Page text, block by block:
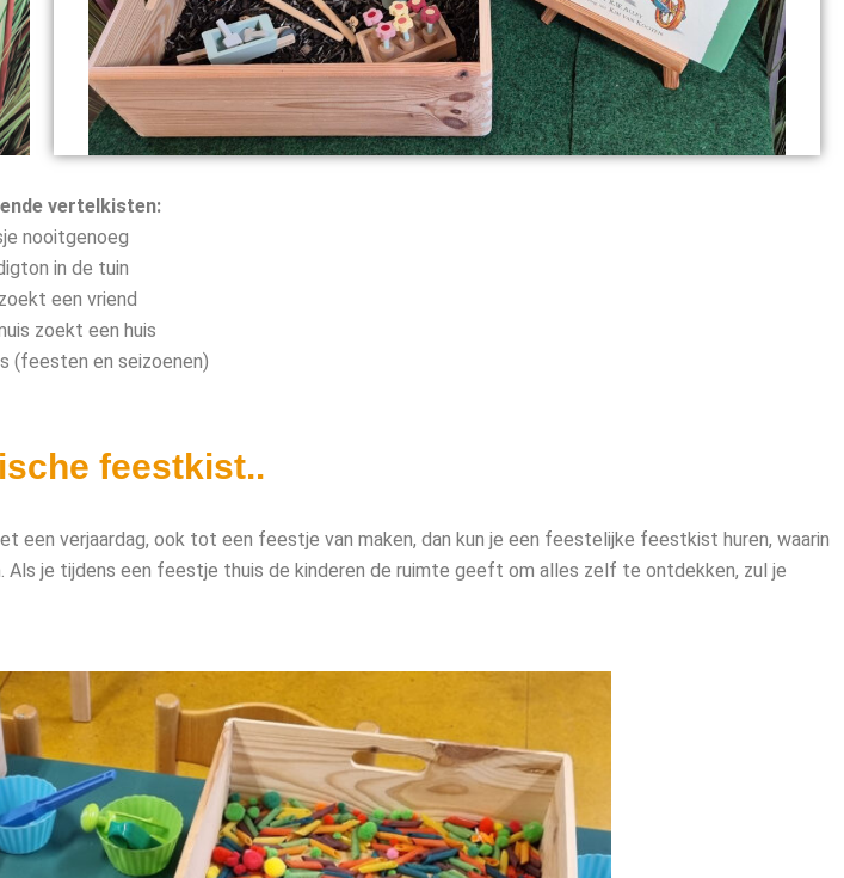
vertelkisten:
nooitgenoeg
in de tuin
een vriend
zoekt een huis
(feesten en seizoenen)
feestkist..
een verjaardag, ook tot een feestje van maken, dan kun je een feestelijke feestkist huren, waarin
je tijdens een feestje thuis de kinderen de ruimte geeft om alles zelf te ontdekken, zul je